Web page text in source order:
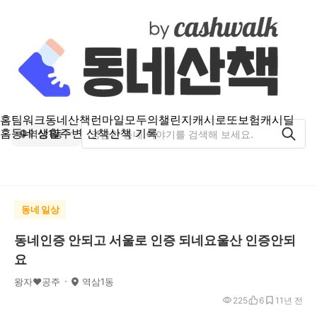
홈팀워크동네산책런마일모두의챌린지캐시로또보험캐시딜
홈동네 생활주변 산책산책 기록
역삼1동
동네 일상
동네인증 안되고 서울로 인증 되네요울산 인증안되
요
왕자❤공주 역삼1동
1년 전
225 6 1